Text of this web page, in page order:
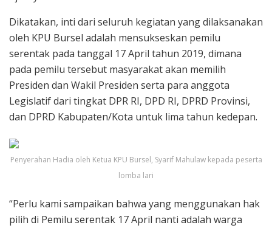
Dikatakan, inti dari seluruh kegiatan yang dilaksanakan
oleh KPU Bursel adalah mensukseskan pemilu
serentak pada tanggal 17 April tahun 2019, dimana
pada pemilu tersebut masyarakat akan memilih
Presiden dan Wakil Presiden serta para anggota
Legislatif dari tingkat DPR RI, DPD RI, DPRD Provinsi,
dan DPRD Kabupaten/Kota untuk lima tahun kedepan.
Penyerahan Hadia oleh Ketua KPU Bursel, Syarif Mahulaw kepada peserta
lomba lari
“Perlu kami sampaikan bahwa yang menggunakan hak
pilih di Pemilu serentak 17 April nanti adalah warga